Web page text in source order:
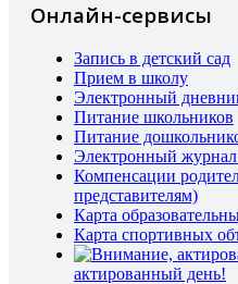
Онлайн-сервисы
Запись в детский сад
Прием в школу
Электронный
Питание школьников
Питание
Электронный журнал
Компенсации
представителям)
Карта
Карта спортивных
актированный день!